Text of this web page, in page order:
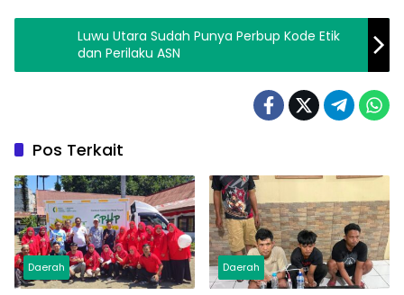
Luwu Utara Sudah Punya Perbup Kode Etik
dan Perilaku ASN
Pos Terkait
Daerah Daerah